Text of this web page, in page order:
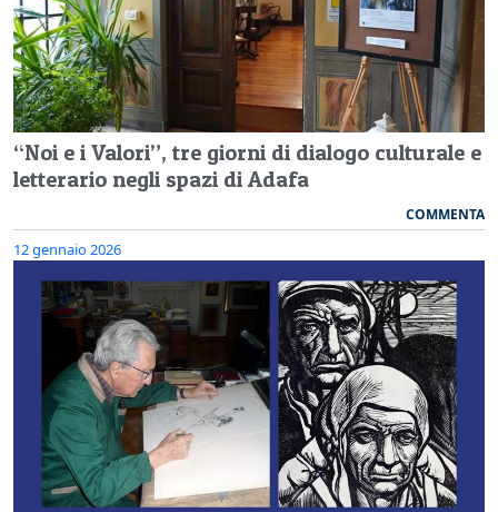
“Noi e i Valori”, tre giorni di dialogo culturale e
letterario negli spazi di Adafa
COMMENTA
12 gennaio 2026